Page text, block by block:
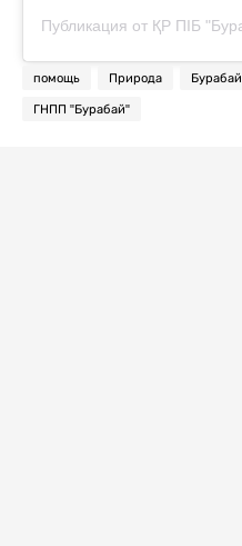
помощь Природа Бурабай
ГНПП "Бурабай"